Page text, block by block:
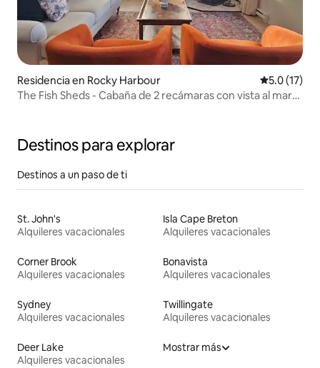
Residencia en Rocky Harbour Calificación
5.0 (17)
The Fish Sheds - Cabaña de 2 recámaras con vista al mar
Destinos para explorar
Destinos a un paso de ti
St. John's
Alquileres vacacionales
Isla Cape Breton
Alquileres vacacionales
Corner Brook
Alquileres vacacionales
Bonavista
Alquileres vacacionales
Sydney
Alquileres vacacionales
Twillingate
Alquileres vacacionales
Deer Lake
Alquileres vacacionales
Mostrar más